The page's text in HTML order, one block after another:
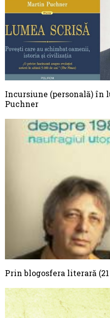
Incursiune (personală) în
Puchner
Prin blogosfera literară (21